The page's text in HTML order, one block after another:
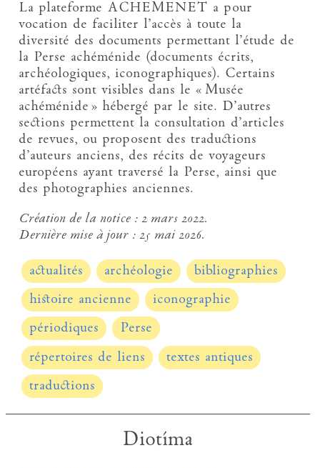
La plateforme ACHEMENET a pour
vocation de faciliter l’accès à toute la
diversité des documents permettant l’étude de
la Perse achéménide (documents écrits,
archéologiques, iconographiques). Certains
artéfacts sont visibles dans le « Musée
achéménide » hébergé par le site. D’autres
sections permettent la consultation d’articles
de revues, ou proposent des traductions
d’auteurs anciens, des récits de voyageurs
européens ayant traversé la Perse, ainsi que
des photographies anciennes.
Création de la notice :2 mars 2022.
Dernière mise à jour :25 mai 2026.
actualités archéologie
bibliographies
histoire ancienne
iconographie
périodiques
Perse
répertoires de liens
textes antiques
traductions
Diotíma